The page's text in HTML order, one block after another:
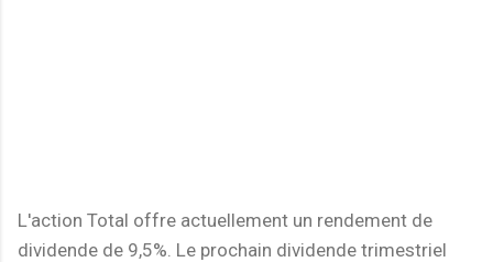
L'action Total offre actuellement un rendement de
dividende de 9,5%. Le prochain dividende trimestriel